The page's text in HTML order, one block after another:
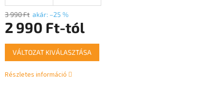
3 990 Ft akár: –25 %
2 990 Ft-tól
Egységár:
VÁLTOZAT KIVÁLASZTÁSA
Részletes információ